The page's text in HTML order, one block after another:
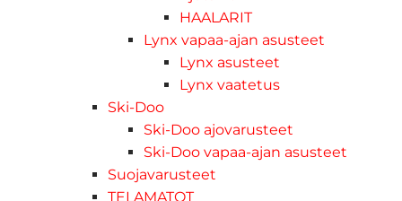
HAALARIT
Lynx vapaa-ajan asusteet
Lynx asusteet
Lynx vaatetus
Ski-Doo
Ski-Doo ajovarusteet
Ski-Doo vapaa-ajan asusteet
Suojavarusteet
TELAMATOT